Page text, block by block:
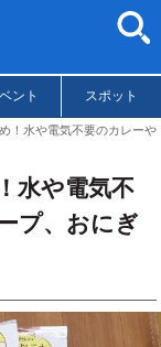
ント スポット
！水や電気不要のカレーや
水や電気不
プ、おにぎ